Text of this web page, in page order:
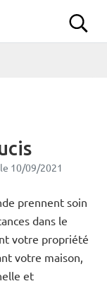
de Seillans
10/09/2021
prennent soin
dans le
votre propriété
votre maison,
et